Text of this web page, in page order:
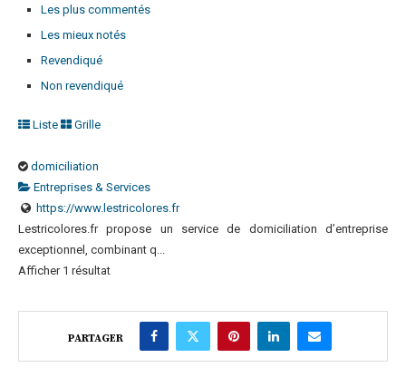
Les plus commentés
Les mieux notés
Revendiqué
Non revendiqué
Liste Grille
domiciliation
Entreprises & Services
https://www.lestricolores.fr
Lestricolores.fr propose un service de domiciliation d’entreprise
exceptionnel, combinant q...
Afficher 1 résultat
PARTAGER